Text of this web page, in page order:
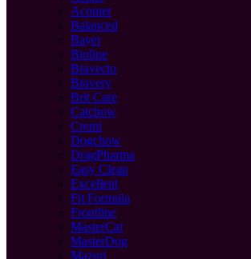
Acomer
Balanced
Bayer
Bioline
Bravecto
Bravery
Brit Care
Catchow
Cremi
Dogchow
DragPharma
Easy Clean
Excellent
Fit Formula
Frontline
MasterCat
MasterDog
Mazuri